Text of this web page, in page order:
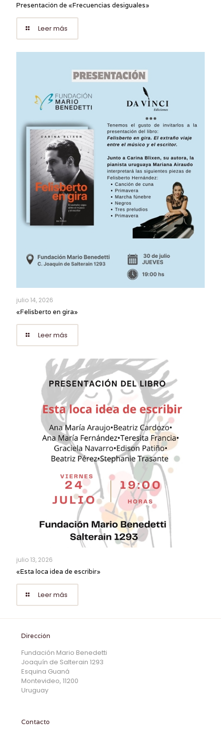
Presentación de «Frecuencias desiguales»
Leer más
julio 14, 2026
«Felisberto en gira»
Leer más
julio 13, 2026
«Esta loca idea de escribir»
Leer más
Dirección
Fundación Mario Benedetti
Joaquín de Salterain 1293
Esquina Guaná
Montevideo, 11200
Uruguay
Contacto